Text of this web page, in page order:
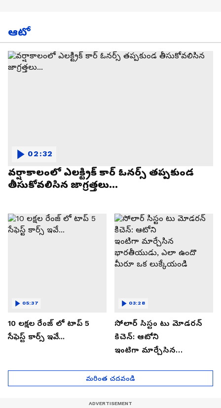
ఆటో
వర్షాకాలంలో ఎలక్ట్రిక్ కార్ ఓనర్స్ తప్పకుండ
తీసుకోవలిసిన జాగ్రత్తలు...
02:32
10 లక్షల రేంజ్ లో టాప్ 5
సేఫెస్ట్ కార్స్ ఇవే...
05:37
సోలార్ సిస్టం టు మోడరన్
కిచెన్: ఆటోని
ఇంటిగా మార్చేసిన
మీరూ ఒక లుక్కేయండి
03:28
మరింత చదవండి